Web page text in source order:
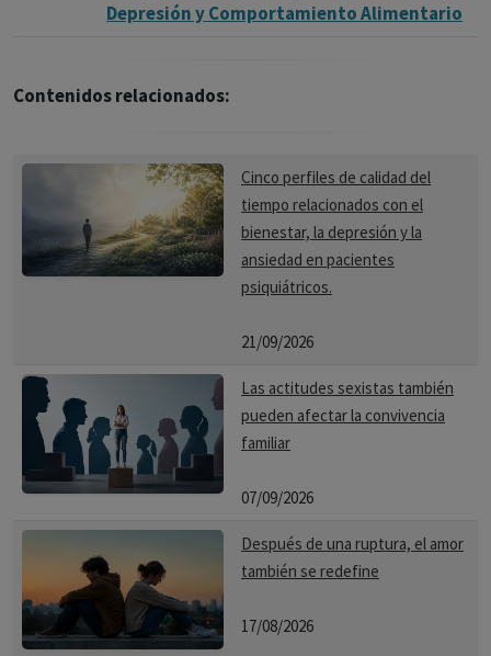
Depresión y Comportamiento Alimentario
Contenidos relacionados:
Cinco perfiles de calidad del
tiempo relacionados con el
bienestar, la depresión y la
ansiedad en pacientes
psiquiátricos.
21/09/2026
Las actitudes sexistas también
pueden afectar la convivencia
familiar
07/09/2026
Después de una ruptura, el amor
también se redefine
17/08/2026